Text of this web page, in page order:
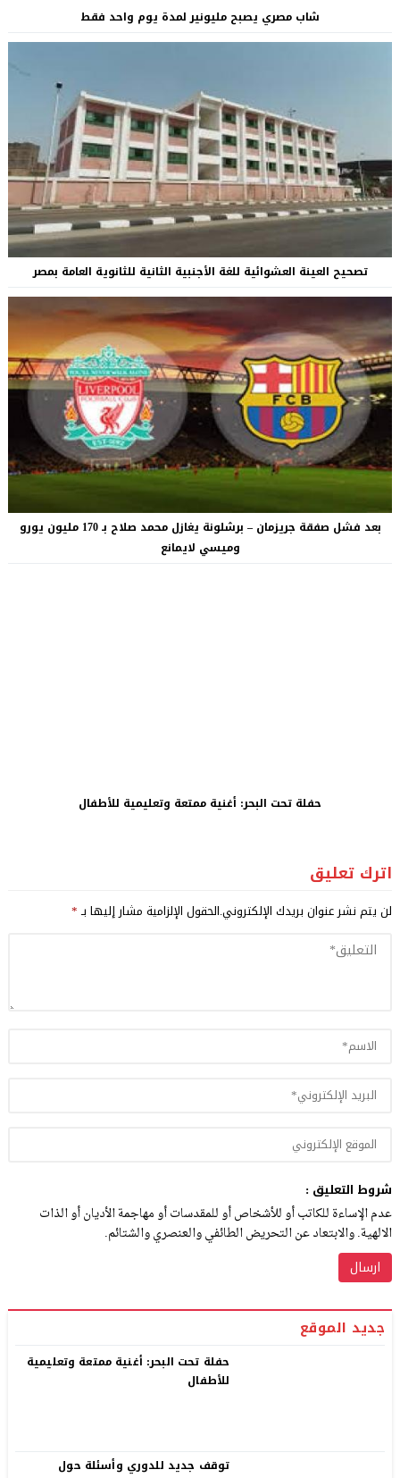
شاب مصري يصبح مليونير لمدة يوم واحد فقط
تصحيح العينة العشوائية للغة الأجنبية الثانية للثانوية العامة بمصر
بعد فشل صفقة جريزمان – برشلونة يغازل محمد صلاح بـ 170 مليون يورو
وميسي لايمانع
حفلة تحت البحر: أغنية ممتعة وتعليمية للأطفال
اترك تعليق
لن يتم نشر عنوان بريدك الإلكتروني.الحقول الإلزامية مشار إليها بـ*
شروط التعليق :
عدم الإساءة للكاتب أو للأشخاص أو للمقدسات أو مهاجمة الأديان أو الذات
الالهية. والابتعاد عن التحريض الطائفي والعنصري والشتائم.
جديد الموقع
حفلة تحت البحر: أغنية ممتعة وتعليمية
للأطفال
توقف جديد للدوري وأسئلة حول